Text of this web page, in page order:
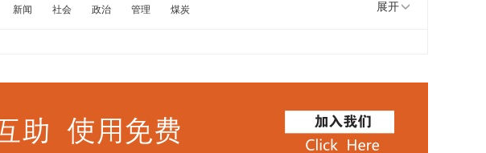
新闻 社会 政治 管理
煤炭
展开